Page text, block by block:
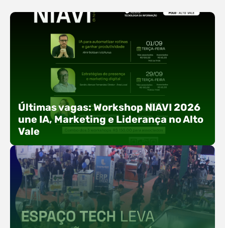
Últimas vagas: Workshop NIAVI 2026
une IA, Marketing e Liderança no Alto
Vale